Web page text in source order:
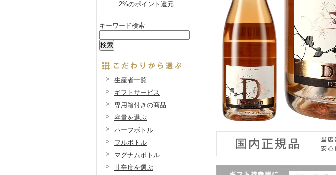
2%のポイント還元
キーワード検索
生産者一覧
ギフトサービス
専用箱付きの商品
容量を選ぶ
ハーフボトル
フルボトル
マグナムボトル
甘辛度を選ぶ